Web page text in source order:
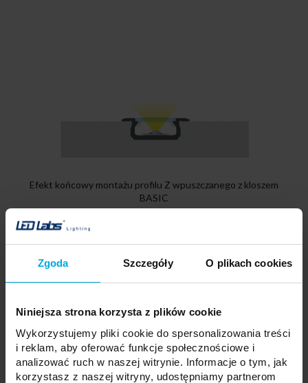
Zgoda Szczegóły O plikach cookies
Niniejsza strona korzysta z plików cookie
Wykorzystujemy pliki cookie do spersonalizowania treści
i reklam, aby oferować funkcje społecznościowe i
analizować ruch w naszej witrynie. Informacje o tym, jak
korzystasz z naszej witryny, udostępniamy partnerom
Efekt końcowy montażu profilu Z wpuszczanego z kloszem
BASIC